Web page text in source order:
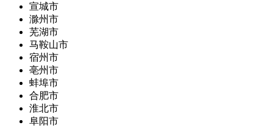
宣城市
滁州市
芜湖市
马鞍山市
宿州市
亳州市
蚌埠市
合肥市
淮北市
阜阳市